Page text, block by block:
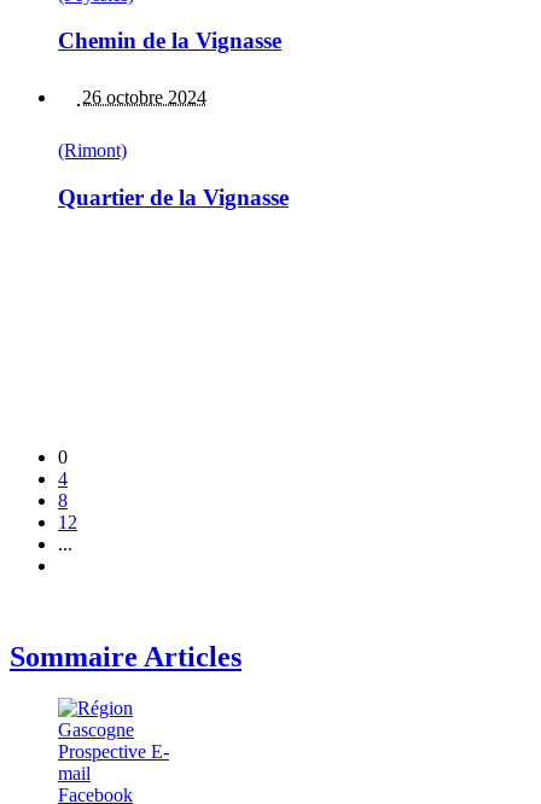
Chemin de la Vignasse
26 octobre 2024
(Rimont)
Quartier de la Vignasse
0
4
8
12
...
Sommaire Articles